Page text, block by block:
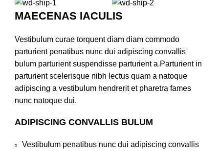
MAECENAS IACULIS
Vestibulum curae torquent diam diam commodo
parturient penatibus nunc dui adipiscing convallis
bulum parturient suspendisse parturient a.Parturient in
parturient scelerisque nibh lectus quam a natoque
adipiscing a vestibulum hendrerit et pharetra fames
nunc natoque dui.
ADIPISCING CONVALLIS BULUM
Vestibulum penatibus nunc dui adipiscing convallis